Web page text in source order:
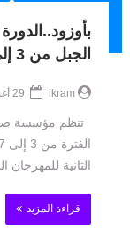
الجبل من 3 إلى 7 شتنبر المقبل
ikram
تنظم مؤسسة
الثانية للمهرجان
قراءة المزيد